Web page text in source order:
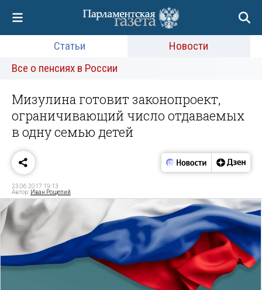
Статьи
Новости
Все о пенсиях в России
Мизулина готовит законопроект,
ограничивающий число отдаваемых
в одну семью детей
23.06.2017 19:13
Автор: Иван Рощепий